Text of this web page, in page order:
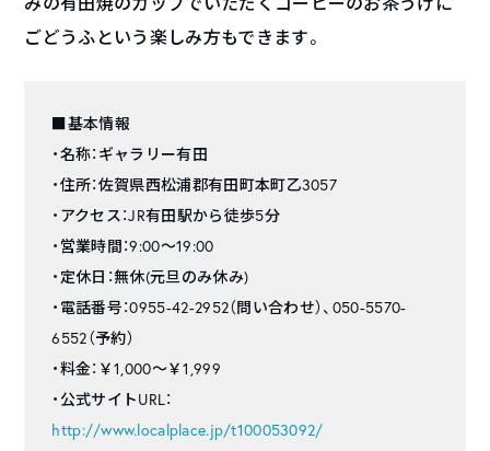
ごどうふという楽しみ方もできます。
■基本情報
・名称：ギャラリー有田
・住所：佐賀県西松浦郡有田町本町乙3057
・アクセス：JR有田駅から徒歩5分
・営業時間：9:00～19:00
・定休日：無休(元旦のみ休み)
・電話番号：0955-42-2952（問い合わせ）、050-5570-
6552（予約）
・料金：￥1,000～￥1,999
・公式サイトURL：
http://www.localplace.jp/t100053092/